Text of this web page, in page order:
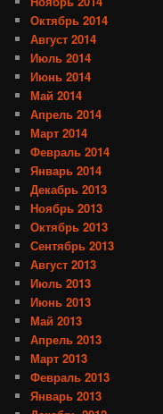
Октябрь 2014
Август 2014
Июль 2014
Июнь 2014
Май 2014
Апрель 2014
Март 2014
Февраль 2014
Январь 2014
Декабрь 2013
Ноябрь 2013
Октябрь 2013
Сентябрь 2013
Август 2013
Июль 2013
Июнь 2013
Май 2013
Апрель 2013
Март 2013
Февраль 2013
Январь 2013